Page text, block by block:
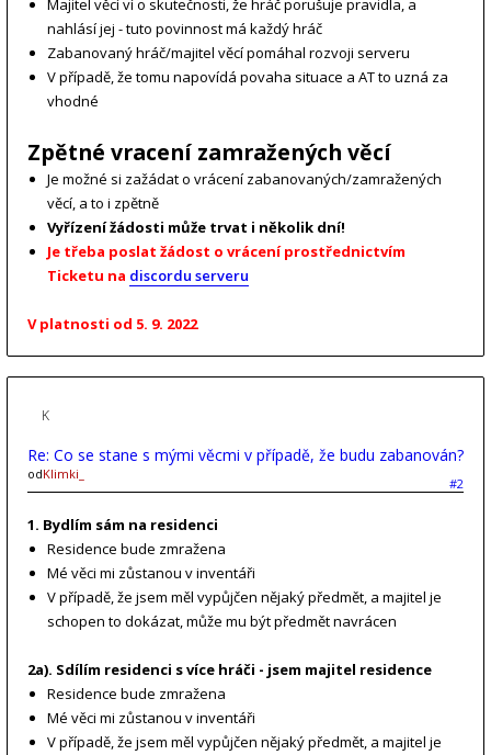
Majitel věcí ví o skutečnosti, že hráč porušuje pravidla, a
nahlásí jej - tuto povinnost má každý hráč
Zabanovaný hráč/majitel věcí pomáhal rozvoji serveru
V případě, že tomu napovídá povaha situace a AT to uzná za
vhodné
Zpětné vracení zamražených věcí
Je možné si zažádat o vrácení zabanovaných/zamražených
věcí, a to i zpětně
Vyřízení žádosti může trvat i několik dní!
Je třeba poslat žádost o vrácení prostřednictvím
Ticketu na discordu serveru
V platnosti od 5. 9. 2022
Re: Co se stane s mými věcmi v případě, že budu zabanován?
#2
odKlimki_
1. Bydlím sám na residenci
Residence bude zmražena
Mé věci mi zůstanou v inventáři
V případě, že jsem měl vypůjčen nějaký předmět, a majitel je
schopen to dokázat, může mu být předmět navrácen
2a). Sdílím residenci s více hráči - jsem majitel residence
Residence bude zmražena
Mé věci mi zůstanou v inventáři
V případě, že jsem měl vypůjčen nějaký předmět, a majitel je